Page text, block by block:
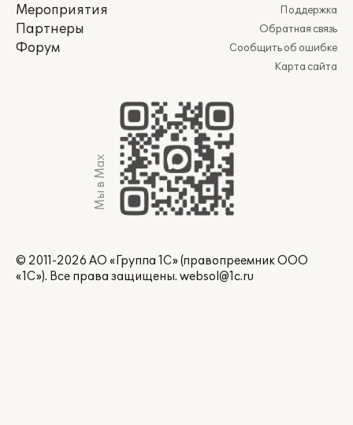
Мероприятия
Партнеры
Форум
Поддержка
Обратная связь
Сообщить об ошибке
Карта сайта
Мы в Max
© 2011-2026 АО «Группа 1С» (правопреемник ООО
«1С»). Все права защищены. websol@1c.ru